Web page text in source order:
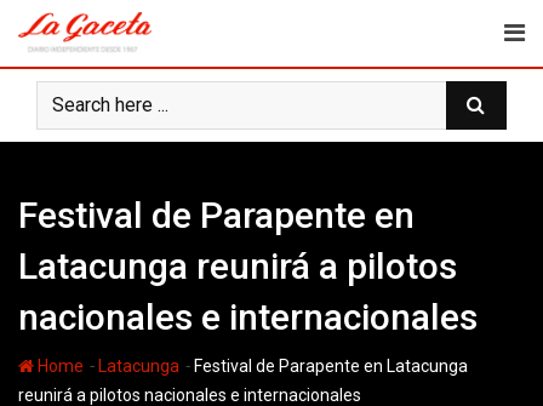
content
Festival de Parapente en
Latacunga reunirá a pilotos
nacionales e internacionales
Home - Latacunga - Festival de Parapente en Latacunga
reunirá a pilotos nacionales e internacionales